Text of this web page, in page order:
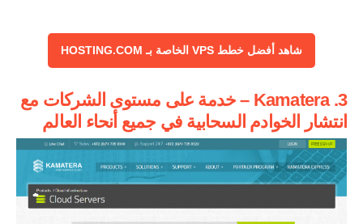
شاهد أفضل خطط VPS الخاصة بـ HOSTING.COM
3. Kamatera – خدمة على مستوى الشركات مع
انتشار الخوادم السحابية في جميع أنحاء العالم